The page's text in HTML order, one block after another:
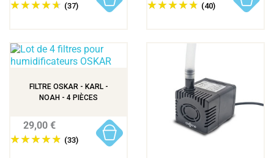
(37) (40)
FILTRE OSKAR - KARL -
NOAH - 4 PIÈCES
(33)
29,00 €